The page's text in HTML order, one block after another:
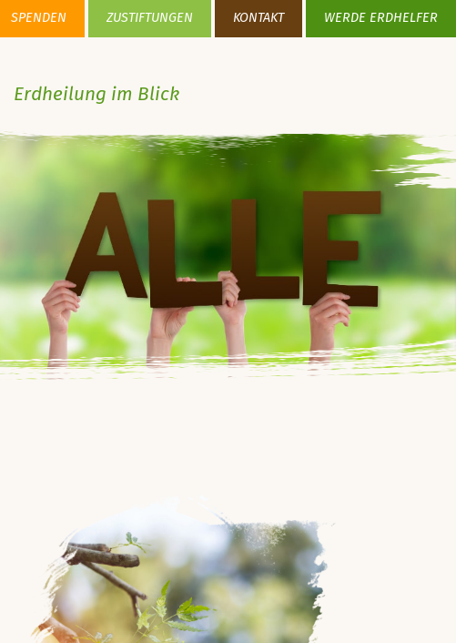
Erdheilung im Blick
SPENDEN ZUSTIFTUNGEN KONTAKT WERDE ERDHELFER